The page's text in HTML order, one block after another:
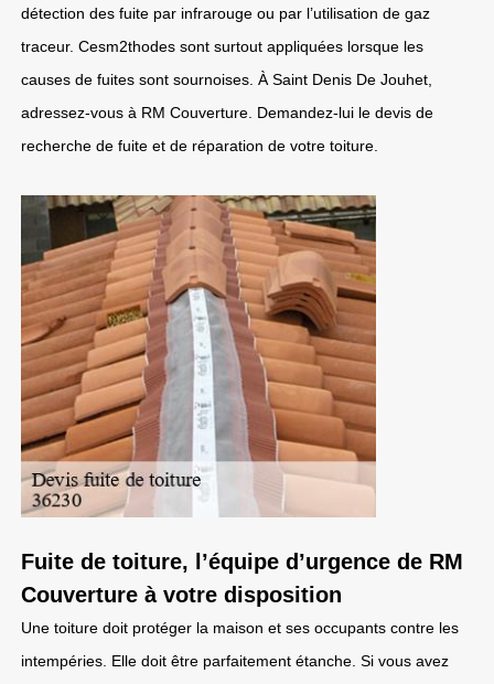
détection des fuite par infrarouge ou par l’utilisation de gaz
traceur. Cesm2thodes sont surtout appliquées lorsque les
causes de fuites sont sournoises. À Saint Denis De Jouhet,
adressez-vous à RM Couverture. Demandez-lui le devis de
recherche de fuite et de réparation de votre toiture.
Fuite de toiture, l’équipe d’urgence de RM
Couverture à votre disposition
Une toiture doit protéger la maison et ses occupants contre les
intempéries. Elle doit être parfaitement étanche. Si vous avez